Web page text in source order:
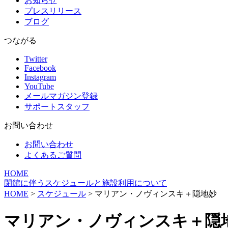
プレスリリース
ブログ
つながる
Twitter
Facebook
Instagram
YouTube
メールマガジン登録
サポートスタッフ
お問い合わせ
お問い合わせ
よくあるご質問
HOME
閉館に伴うスケジュールと施設利用について
HOME > スケジュール > マリアン・ノヴィンスキ＋隠地妙
マリアン・ノヴィンスキ＋隠